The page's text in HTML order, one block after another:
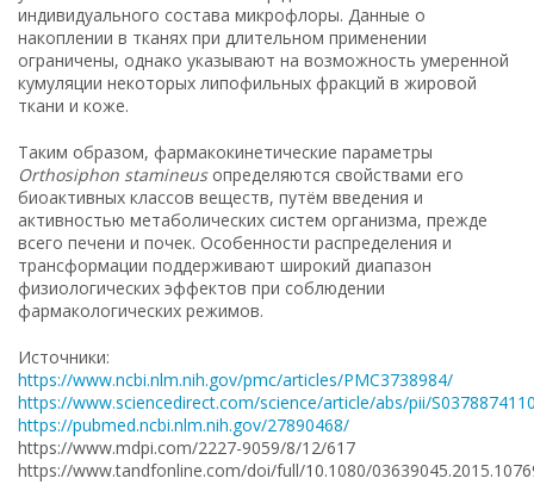
индивидуального состава микрофлоры. Данные о
накоплении в тканях при длительном применении
ограничены, однако указывают на возможность умеренной
кумуляции некоторых липофильных фракций в жировой
ткани и коже.
Таким образом, фармакокинетические параметры
Orthosiphon stamineusопределяются свойствами его
биоактивных классов веществ, путём введения и
активностью метаболических систем организма, прежде
всего печени и почек. Особенности распределения и
трансформации поддерживают широкий диапазон
физиологических эффектов при соблюдении
фармакологических режимов.
Источники:
https://www.ncbi.nlm.nih.gov/pmc/articles/PMC3738984/
https://www.sciencedirect.com/science/article/abs/pii/
https://pubmed.ncbi.nlm.nih.gov/27890468/
https://www.mdpi.com/2227-9059/8/12/617
https://www.tandfonline.com/doi/full/10.1080/